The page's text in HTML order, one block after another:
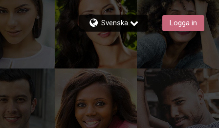
Svenska Logga in